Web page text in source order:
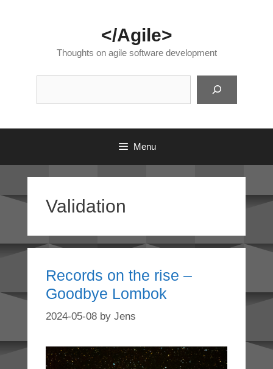
</Agile>
Thoughts on agile software development
Menu
Validation
Records on the rise –
Goodbye Lombok
2024-05-08 by Jens